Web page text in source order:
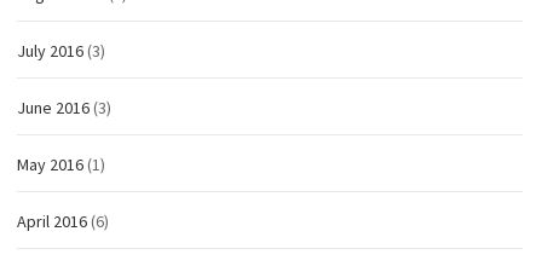
July 2016(3)
June 2016(3)
May 2016(1)
April 2016(6)